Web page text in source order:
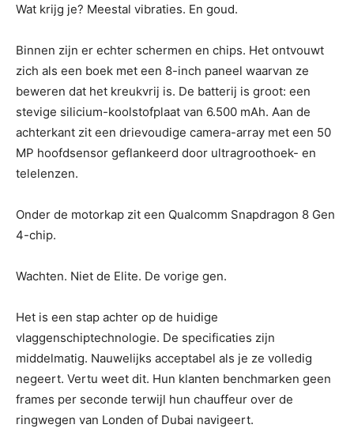
Wat krijg je? Meestal vibraties. En goud.
Binnen zijn er echter schermen en chips. Het ontvouwt
zich als een boek met een 8-inch paneel waarvan ze
beweren dat het kreukvrij is. De batterij is groot: een
stevige silicium-koolstofplaat van 6.500 mAh. Aan de
achterkant zit een drievoudige camera-array met een 50
MP hoofdsensor geflankeerd door ultragroothoek- en
telelenzen.
Onder de motorkap zit een Qualcomm Snapdragon 8 Gen
4-chip.
Wachten. Niet de Elite. De vorige gen.
Het is een stap achter op de huidige
vlaggenschiptechnologie. De specificaties zijn
middelmatig. Nauwelijks acceptabel als je ze volledig
negeert. Vertu weet dit. Hun klanten benchmarken geen
frames per seconde terwijl hun chauffeur over de
ringwegen van Londen of Dubai navigeert.